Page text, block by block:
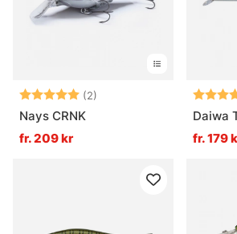
Betyg: (2)
5.0 utav 5 stjärnor
Nays CRNK
fr. 209 kr
Betyg:
Daiwa
fr. 179